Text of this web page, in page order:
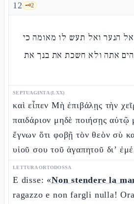
12 🗝️2
הנער ואל תעש לו מאומה כי
אתה ולא חשכת את בנך את
SEPTUAGINTA (LXX)
καὶ εἶπεν Μὴ ἐπιβάλῃς τὴν
παιδάριον μηδὲ ποιήσῃς αὐτῷ
ἔγνων ὅτι φοβῇ τὸν θεὸν σὺ
υἱοῦ σου τοῦ ἀγαπητοῦ δι’
LETTURA ORTODOSSA
E disse: «Non stendere la
ragazzo e non fargli nulla! Ora